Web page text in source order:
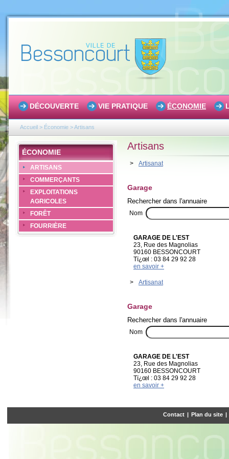
DÉCOUVERTE VIE PRATIQUE ÉCONOMIE
Accueil > Économie >Artisans
ÉCONOMIE
ARTISANS
COMMERÇANTS
EXPLOITATIONS
AGRICOLES
FORÊT
FOURRIÈRE
Artisans
> Artisanat
Garage
Rechercher dans l'annuaire
Nom
GARAGE DE L'EST
23, Rue des Magnolias
90160 BESSONCOURT
Tï¿œl : 03 84 29 92 28
en savoir +
> Artisanat
Garage
Rechercher dans l'annuaire
Nom
GARAGE DE L'EST
23, Rue des Magnolias
90160 BESSONCOURT
Tï¿œl : 03 84 29 92 28
en savoir +
Contact | Plan du site |